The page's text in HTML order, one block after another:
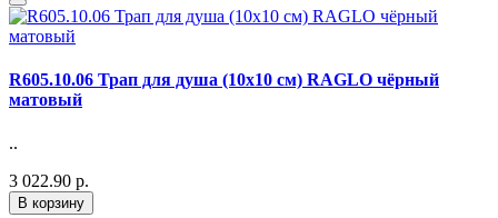
R605.10.06 Трап для душа (10х10 см) RAGLO чёрный
матовый
..
3 022.90 р.
В корзину